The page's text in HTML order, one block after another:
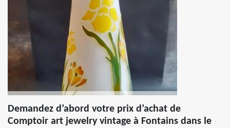
Demandez d’abord votre prix d’achat de
Comptoir art jewelry vintage à Fontains dans le